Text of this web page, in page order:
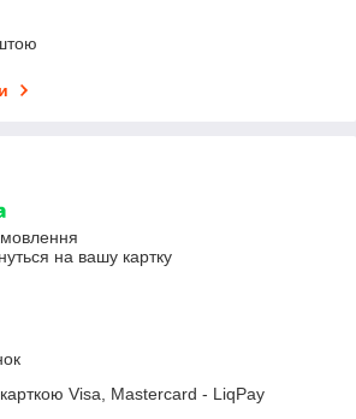
на вашу картку
Visa, Mastercard - LiqPay